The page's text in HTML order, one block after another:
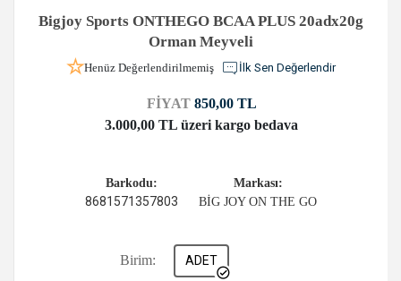
Bigjoy Sports ONTHEGO BCAA PLUS 20adx20g
Orman Meyveli
Henüz Değerlendirilmemiş İlk Sen Değerlendir
FİYAT 850,00 TL
3.000,00 TL üzeri kargo bedava
Barkodu:
8681571357803
Markası:
BİG JOY ON THE GO
Birim: ADET